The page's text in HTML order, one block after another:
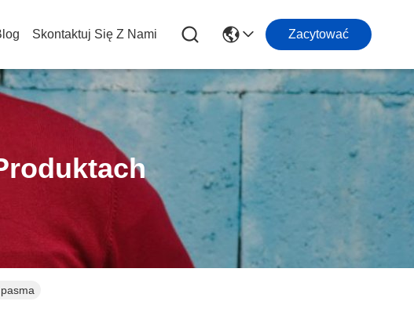
Skontaktuj Się Z Nami Zacytować